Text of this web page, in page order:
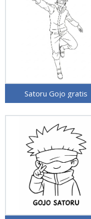
Satoru Gojo gratis